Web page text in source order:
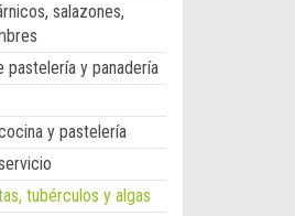
salazones,
pastelería y panadería
y pastelería
tubérculos y algas